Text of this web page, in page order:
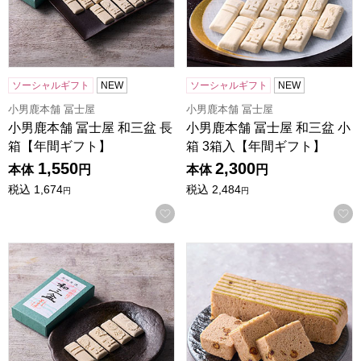
ソーシャルギフト NEW
小男鹿本舗 冨士屋
小男鹿本舗 冨士屋 和三盆 長
箱【年間ギフト】
本体 1,550円
税込 1,674円
お気に入りに登録する
ソーシャルギフト NEW
小男鹿本舗 冨士屋
小男鹿本舗 冨士屋 和三盆 小
箱 3箱入【年間ギフト】
本体 2,300円
税込 2,484円
小男鹿本舗 冨士屋 和三盆 小箱【年間ギフト】